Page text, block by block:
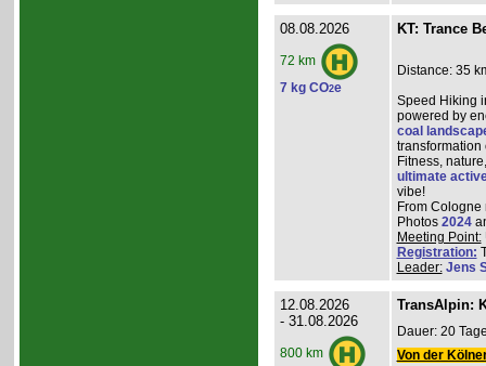
08.08.2026
72 km
7 kg CO2e
KT: Trance
Distance: 35
Speed Hiking
powered by
coal
transformation
Fitness,
ultimate
vibe!
From
Photos 2024
Meeting Point:
Registration:
Leader: Jens
12.08.2026
- 31.08.2026
800 km
TransAlpin:
Dauer: 20
Von der